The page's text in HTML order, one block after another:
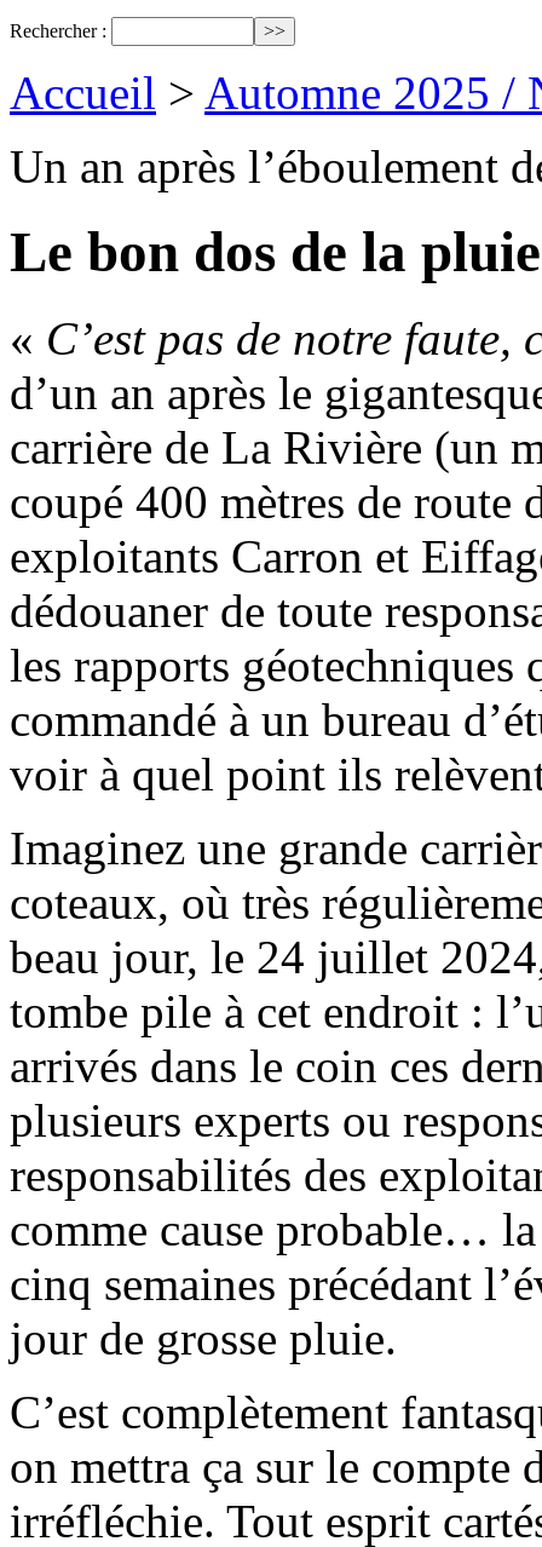
Rechercher :
Accueil > Automne 2025 /
Un an après l’éboulement
Le bon dos de la pluie
« C’est pas de notre faute,
d’un an après le
carrière de La Rivière (un
coupé 400 mètres de route
exploitants Carron et
dédouaner de toute
les rapports géotechniques
commandé à un bureau
voir à quel point ils
Imaginez une grande
coteaux, où très
beau jour, le 24 juillet
tombe pile à cet endroit :
arrivés dans le coin ces
plusieurs experts ou
responsabilités des
comme cause probable…
cinq semaines précédant
jour de grosse pluie.
C’est complètement
on mettra ça sur le compte
irréfléchie. Tout esprit